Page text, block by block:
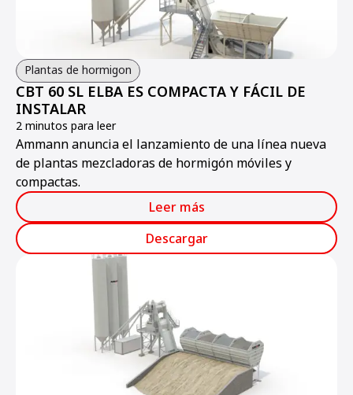
Plantas de hormigon
CBT 60 SL ELBA ES COMPACTA Y FÁCIL DE
INSTALAR
2 minutos para leer
Ammann anuncia el lanzamiento de una línea nueva
de plantas mezcladoras de hormigón móviles y
compactas.
Leer más
Descargar